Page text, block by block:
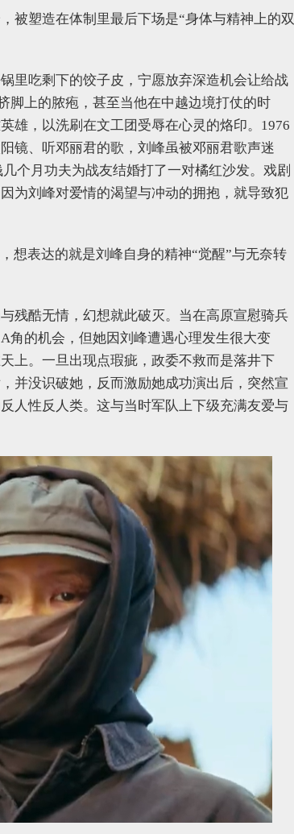
被塑造在体制里最后下场是“身体与精神上的双
里吃剩下的饺子皮，宁愿放弃深造机会让给战
脚上的脓疱，甚至当他在中越边境打仗的时
雄，以洗刷在文工团受辱在心灵的烙印。1976
镜、听邓丽君的歌，刘峰虽被邓丽君歌声迷
个月功夫为战友结婚打了一对橘红沙发。戏剧
为刘峰对爱情的渴望与冲动的拥抱，就导致犯
想表达的就是刘峰自身的精神“觉醒”与无奈转
残酷无情，幻想就此破灭。当在高原宣慰骑兵
角的机会，但她因刘峰遭遇心理发生很大变
上。一旦出现点瑕疵，政委不救而是落井下
并没识破她，反而激励她成功演出后，突然宣
人性反人类。这与当时军队上下级充满友爱与